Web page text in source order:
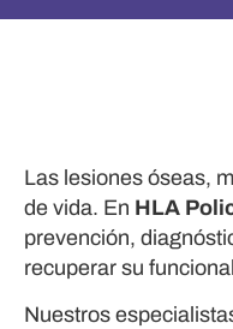
Las lesiones óseas,
de vida. En HLA
prevención,
recuperar su
Nuestros